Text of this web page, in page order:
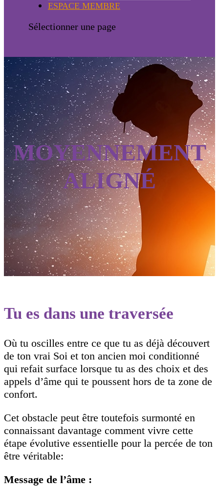
ESPACE MEMBRE
Sélectionner une page
MOYENNEMENT
ALIGNÉ
Tu es dans une traversée
Où tu oscilles entre ce que tu as déjà découvert
de ton vrai Soi et ton ancien moi conditionné
qui refait surface lorsque tu as des choix et des
appels d’âme qui te poussent hors de ta zone de
confort.
Cet obstacle peut être toutefois surmonté en
connaissant davantage comment vivre cette
étape évolutive essentielle pour la percée de ton
être véritable:
Message de l’âme :